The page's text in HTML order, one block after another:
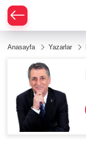
Anasayfa Yazarlar